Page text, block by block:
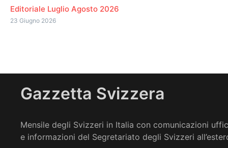
Editoriale Luglio Agosto 2026
23 Giugno 2026
Gazzetta Svizzera
Mensile degli Svizzeri in Italia con comunicazioni
e informazioni del Segretariato degli Svizzeri